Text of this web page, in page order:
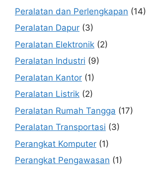
Peralatan dan Perlengkapan (14)
Peralatan Dapur (3)
Peralatan Elektronik (2)
Peralatan Industri (9)
Peralatan Kantor (1)
Peralatan Listrik (2)
Peralatan Rumah Tangga (17)
Peralatan Transportasi (3)
Perangkat Komputer (1)
Perangkat Pengawasan (1)